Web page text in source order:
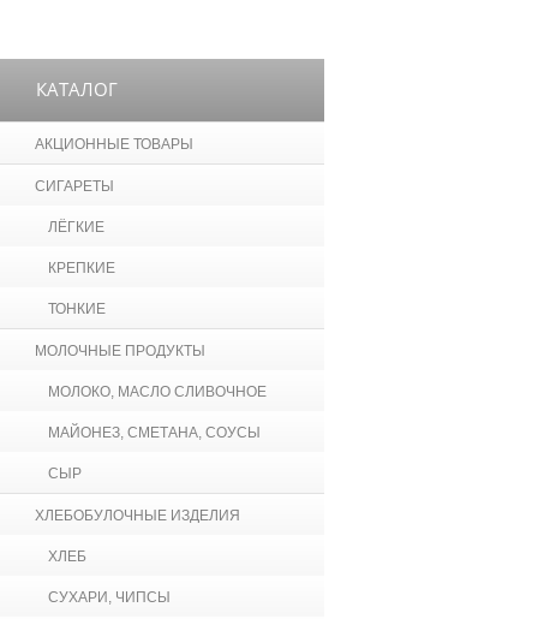
КАТАЛОГ
АКЦИОННЫЕ ТОВАРЫ
СИГАРЕТЫ
ЛЁГКИЕ
КРЕПКИЕ
ТОНКИЕ
МОЛОЧНЫЕ ПРОДУКТЫ
МОЛОКО, МАСЛО СЛИВОЧНОЕ
МАЙОНЕЗ, СМЕТАНА, СОУСЫ
СЫР
ХЛЕБОБУЛОЧНЫЕ ИЗДЕЛИЯ
ХЛЕБ
СУХАРИ, ЧИПСЫ